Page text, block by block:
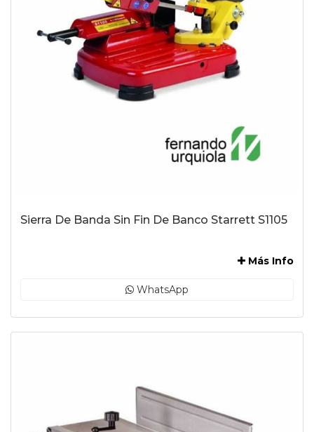
Sierra De Banda Sin Fin De Banco Starrett S1105
Más Info
WhatsApp